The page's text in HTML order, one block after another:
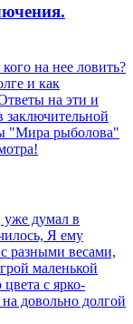
на нее ловить?
и как
на эти и
заключительной
"Мира рыболова"
уже думал в
Я ему
разными весами,
маленькой
с ярко-
довольно долгой